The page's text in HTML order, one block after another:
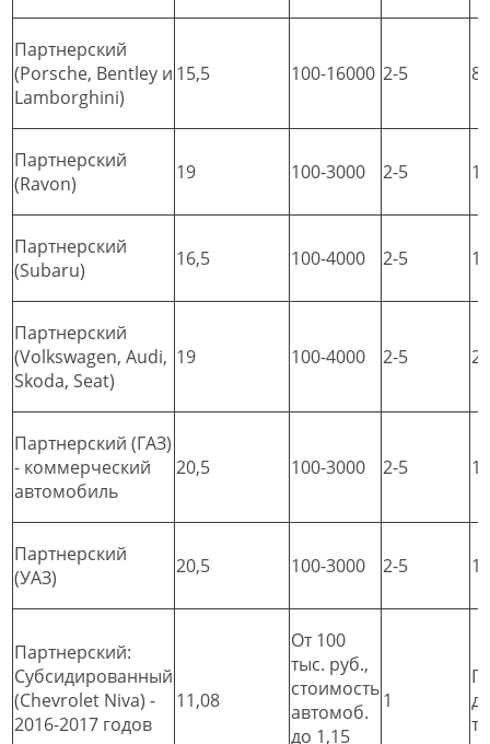
Партнерский
(Porsche, Bentley и
Lamborghini)
15,5 100-16000 2-5
Партнерский
(Ravon)
19 100-3000 2-5
Партнерский
(Subaru)
16,5 100-4000 2-5
Партнерский
(Volkswagen, Audi,
Skoda, Seat)
19 100-4000 2-5
Партнерский (ГАЗ)
- коммерческий
автомобиль
20,5 100-3000 2-5
Партнерский
(УАЗ)
20,5 100-3000 2-5
Партнерский:
Субсидированный
(Chevrolet Niva) -
2016-2017 годов
11,08
От 100
тыс. руб.,
стоимость
автомоб.
до 1,15
1